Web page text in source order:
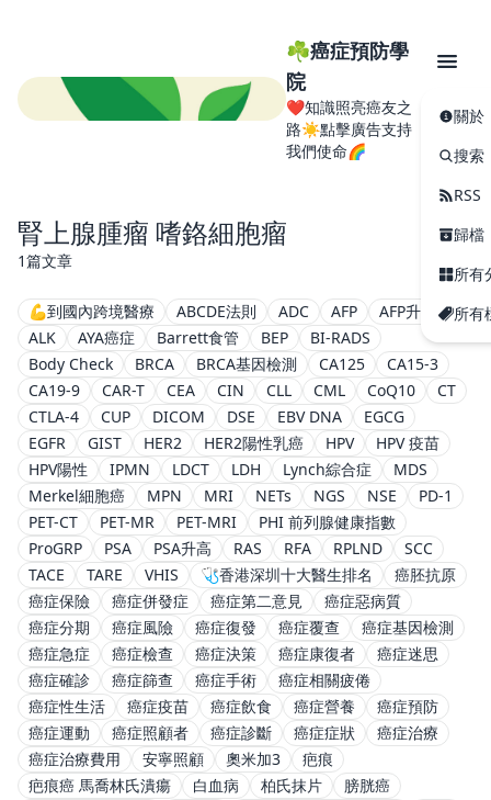
☘️癌症預防學
院
❤️知識照亮癌友之
路☀️點擊廣告支持
我們使命🌈
關於
搜索
RSS
歸檔
所有
所有
腎上腺腫瘤 嗜鉻細胞瘤
1篇文章
💪到國內跨境醫療 ABCDE法則 ADC AFP
AFP升高
ALK
AYA癌症 Barrett食管 BEP
BI-RADS
Body Check
BRCA BRCA基因檢測 CA125
CA15-3
CA19-9
CAR-T CEA CIN CLL CML CoQ10
CT
CTLA-4
CUP DICOM DSE EBV DNA
EGCG
EGFR
GIST HER2 HER2陽性乳癌 HPV
HPV 疫苗
HPV陽性
IPMN LDCT LDH Lynch綜合症
MDS
Merkel細胞癌
MPN MRI NETs NGS NSE
PD-1
PET-CT
PET-MR PET-MRI
PHI 前列腺健康指數
ProGRP
PSA PSA升高 RAS RFA RPLND
SCC
TACE
TARE VHIS 🩺香港深圳十大醫生排名
癌胚抗原
癌症保險
癌症併發症 癌症第二意見
癌症惡病質
癌症分期
癌症風險 癌症復發 癌症覆查
癌症基因檢測
癌症急症
癌症檢查 癌症決策 癌症康復者
癌症迷思
癌症確診
癌症篩查 癌症手術
癌症相關疲倦
癌症性生活
癌症疫苗 癌症飲食 癌症營養
癌症預防
癌症運動
癌症照顧者 癌症診斷 癌症症狀
癌症治療
癌症治療費用
安寧照顧 奧米加3
疤痕
疤痕癌 馬喬林氏潰瘍
白血病 柏氏抹片
膀胱癌